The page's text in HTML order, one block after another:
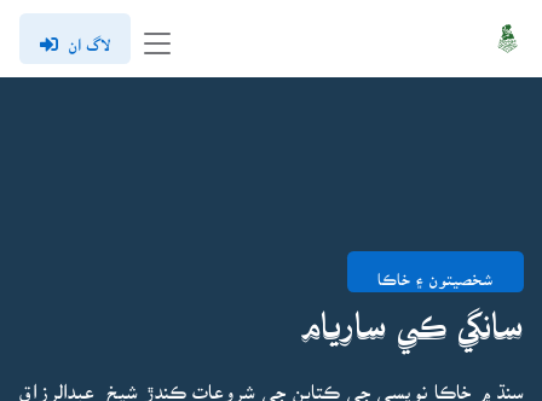
لاگ ان
شخصيتون ۽ خاڪا
سانگي ڪي ساريام
سنڌ ۾ خاڪا نويسي جي ڪتابن جي شروعات ڪندڙ شيخ عبدالرزاق